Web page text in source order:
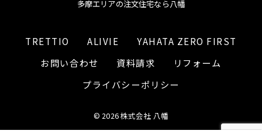
多摩エリアの注文住宅なら八幡
TRETTIO ALIVIE
YAHATA ZERO FIRST
お問い合わせ
資料請求
リフォーム
プライバシーポリシー
© 2026 株式会社 八幡